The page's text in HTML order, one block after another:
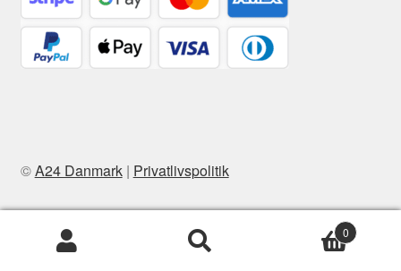
©A24 Danmark| Privatlivspolitik
0